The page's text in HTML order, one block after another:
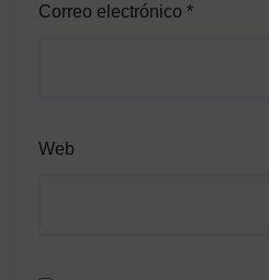
Correo electrónico *
Web